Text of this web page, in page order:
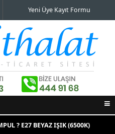
Yeni Üye Kayıt Formu
? E27 BEYAZ IŞIK (6500K)